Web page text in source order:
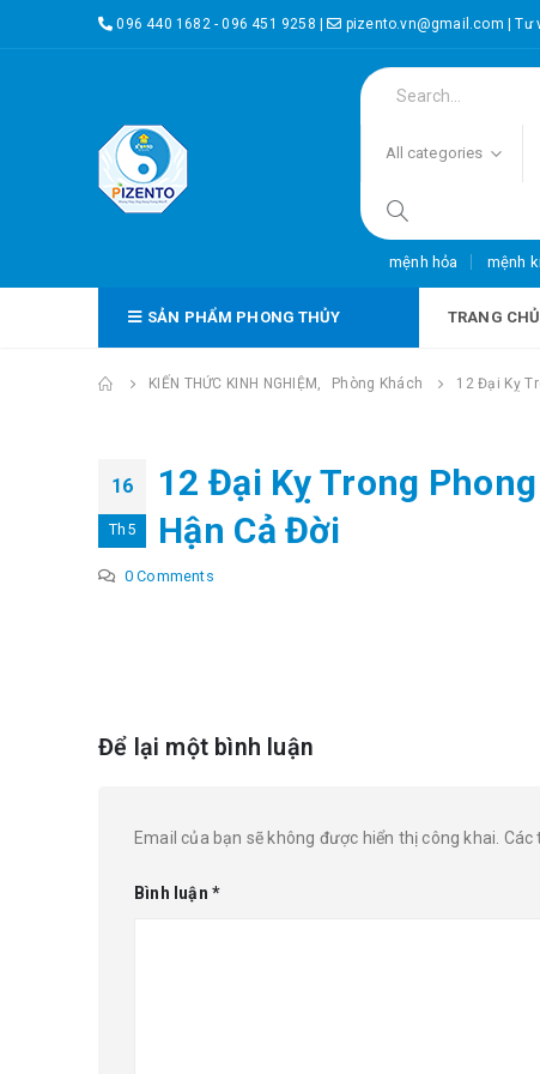
096 440 1682 - 096 451 9258 | pizento.vn@gmail.com |Tư
All categories
mệnh hỏa mệnh
SẢN PHẨM PHONG THỦY TRANG CHỦ
KIẾN THỨC KINH NGHIỆM , Phòng Khách 12 Đại Kỵ
16
Th5
12 Đại Kỵ Trong
Hận Cả Đời
0 Comments
Để lại một bình luận
Email của bạn sẽ không được hiển thị công khai. Các
Bình luận *